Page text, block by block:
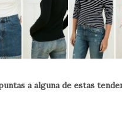
a alguna de estas